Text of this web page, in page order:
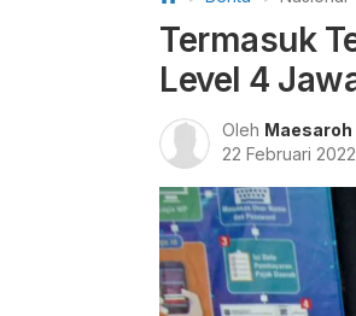
Termasuk
Level 4
Oleh Maesaroh
22 Februari